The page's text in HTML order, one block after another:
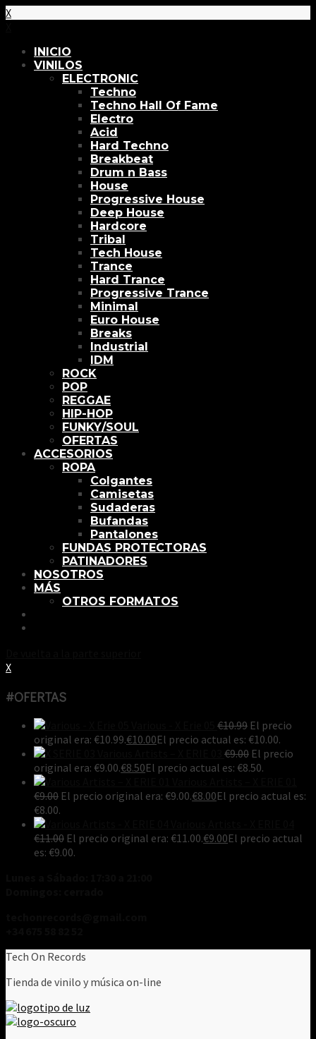
X
INICIO
VINILOS
ELECTRONIC
Techno
Techno Hall Of Fame
Electro
Acid
Hard Techno
Breakbeat
Drum n Bass
House
Progressive House
Deep House
Hardcore
Tribal
Tech House
Trance
Hard Trance
Progressive Trance
Minimal
Euro House
Breaks
Industrial
IDM
ROCK
POP
REGGAE
HIP-HOP
FUNKY/SOUL
OFERTAS
ACCESORIOS
ROPA
Colgantes
Camisetas
Sudaderas
Bufandas
Pantalones
FUNDAS PROTECTORAS
PATINADORES
NOSOTROS
MÁS
OTROS FORMATOS
X
#OFERTAS
€10.99 El precio
original era: €10.99.€10.00El precio actual es: €10.00.
€9.00 El precio
original era: €9.00.€8.50El precio actual es: €8.50.
€9.00 El precio original era: €9.00.€8.00El precio actual es:
€8.00.
€11.00 El precio original era: €11.00.€9.00El precio actual
es: €9.00.
Tech On Records
Tienda de vinilo y música on-line